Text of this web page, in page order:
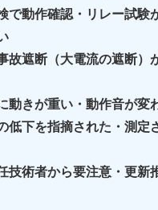
で動作確認・リレー試験
故遮断（大電流の遮断）
動きが重い・動作音が変
低下を指摘された・測定
技術者から要注意・更新